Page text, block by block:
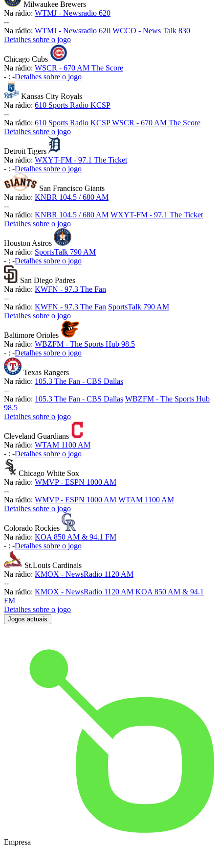
Milwaukee Brewers
Na rádio: WTMJ - Newsradio 620
--
Na rádio: WTMJ - Newsradio 620 WCCO - News Talk 830
Detalhes sobre o jogo
Chicago Cubs
Na rádio: WSCR - 670 AM The Score
- : -Detalhes sobre o jogo
Kansas City Royals
Na rádio: 610 Sports Radio KCSP
--
Na rádio: 610 Sports Radio KCSP WSCR - 670 AM The Score
Detalhes sobre o jogo
Detroit Tigers
Na rádio: WXYT-FM - 97.1 The Ticket
- : -Detalhes sobre o jogo
San Francisco Giants
Na rádio: KNBR 104.5 / 680 AM
--
Na rádio: KNBR 104.5 / 680 AM WXYT-FM - 97.1 The Ticket
Detalhes sobre o jogo
Houston Astros
Na rádio: SportsTalk 790 AM
- : -Detalhes sobre o jogo
San Diego Padres
Na rádio: KWFN - 97.3 The Fan
--
Na rádio: KWFN - 97.3 The Fan SportsTalk 790 AM
Detalhes sobre o jogo
Baltimore Orioles
Na rádio: WBZFM - The Sports Hub 98.5
- : -Detalhes sobre o jogo
Texas Rangers
Na rádio: 105.3 The Fan - CBS Dallas
--
Na rádio: 105.3 The Fan - CBS Dallas WBZFM - The Sports Hub
98.5
Detalhes sobre o jogo
Cleveland Guardians
Na rádio: WTAM 1100 AM
- : -Detalhes sobre o jogo
Chicago White Sox
Na rádio: WMVP - ESPN 1000 AM
--
Na rádio: WMVP - ESPN 1000 AM WTAM 1100 AM
Detalhes sobre o jogo
Colorado Rockies
Na rádio: KOA 850 AM & 94.1 FM
- : -Detalhes sobre o jogo
St.Louis Cardinals
Na rádio: KMOX - NewsRadio 1120 AM
--
Na rádio: KMOX - NewsRadio 1120 AM KOA 850 AM & 94.1
FM
Detalhes sobre o jogo
Jogos actuais
Empresa